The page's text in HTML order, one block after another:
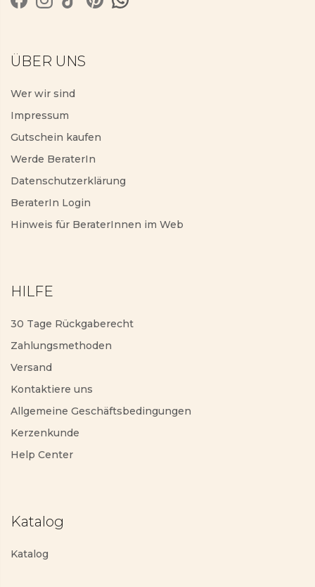
ÜBER UNS
Wer wir sind
Impressum
Gutschein kaufen
Werde BeraterIn
Datenschutzerklärung
BeraterIn Login
Hinweis für BeraterInnen im Web
HILFE
30 Tage Rückgaberecht
Zahlungsmethoden
Versand
Kontaktiere uns
Allgemeine Geschäftsbedingungen
Kerzenkunde
Help Center
Katalog
Katalog